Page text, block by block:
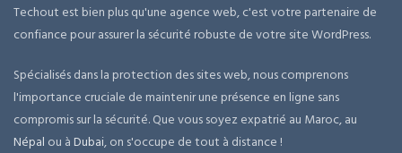
Techout est bien plus qu'une agence web, c'est votre partenaire de
confiance pour assurer la sécurité robuste de votre site WordPress.
Spécialisés dans la protection des sites web, nous comprenons
l'importance cruciale de maintenir une présence en ligne sans
compromis sur la sécurité. Que vous soyez expatrié au Maroc, au
Népal ou àDubai, on s'occupe de tout à distance !